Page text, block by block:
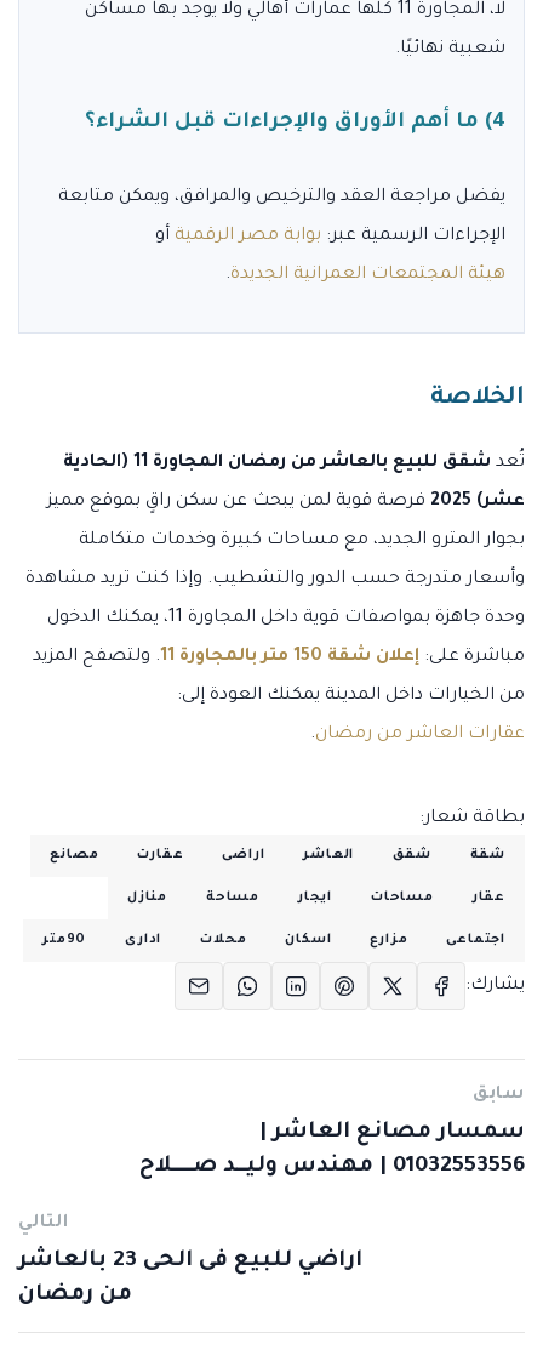
لا، المجاورة 11 كلها عمارات أهالي ولا يوجد بها مساكن
شعبية نهائيًا.
4) ما أهم الأوراق والإجراءات قبل الشراء؟
يفضل مراجعة العقد والترخيص والمرافق، ويمكن متابعة
الإجراءات الرسمية عبر: بوابة مصر الرقمية أو
هيئة المجتمعات العمرانية الجديدة.
الخلاصة
تُعد
شقق للبيع بالعاشر من رمضان المجاورة 11 (الحادية
عشر) 2025
فرصة قوية لمن يبحث عن سكن راقٍ بموقع مميز
بجوار المترو الجديد، مع مساحات كبيرة وخدمات متكاملة
وأسعار متدرجة حسب الدور والتشطيب. وإذا كنت تريد مشاهدة
وحدة جاهزة بمواصفات قوية داخل المجاورة 11، يمكنك الدخول
مباشرة على: إعلان شقة 150 متر بالمجاورة 11
. ولتصفح المزيد
من الخيارات داخل المدينة يمكنك العودة إلى:
عقارات العاشر من رمضان.
بطاقة شعار:
شقة شقق العاشر اراضى عقارت مصانع
عقار مساحات ايجار مساحة منازل
اجتماعى مزارع اسكان محلات ادارى 90متر
يشارك:
سابق
سمسار مصانع العاشر |
01032553556 | مهندس وليــد صــــلاح
التالي
اراضي للبيع فى الحى 23 بالعاشر
من رمضان